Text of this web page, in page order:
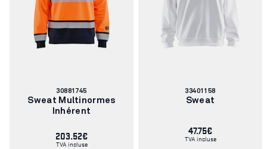
Numéro
d'article:
30881745
Sweat Multinormes
Inhérent
203.52€
TVA incluse
Numéro
d'article:
33401158
Sweat
47.75€
TVA incluse